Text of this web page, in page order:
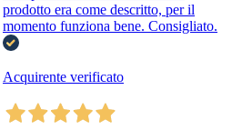
prodotto era come descritto, per il
momento funziona bene. Consigliato.
Acquirente verificato